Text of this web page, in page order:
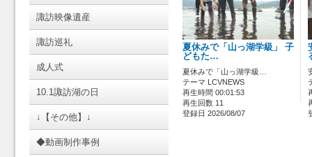
諏訪映像遺産
諏訪巡礼
成人式
10.1諏訪湖の日
↓【その他】↓
◆動画制作事例
夏休みで「山っ湖学級」 子
どもた…
夏休みで「山っ湖学級…
テーマ LCVNEWS
再生時間 00:01:53
再生回数 11
登録日 2026/08/07